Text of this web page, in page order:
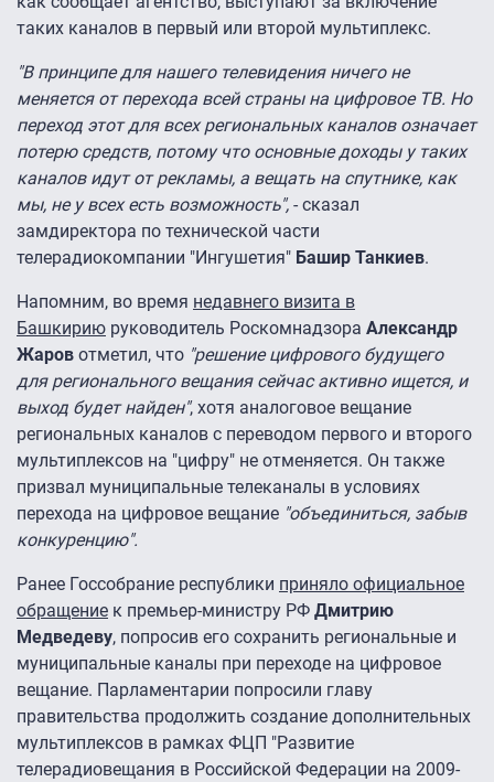
таких каналов в первый или второй мультиплекс.
"В принципе для нашего телевидения ничего не
меняется от перехода всей страны на цифровое ТВ. Но
переход этот для всех региональных каналов означает
потерю средств, потому что основные доходы у таких
каналов идут от рекламы, а вещать на спутнике, как
мы, не у всех есть возможность", - сказал
замдиректора по технической части
телерадиокомпании "Ингушетия" Башир Танкиев.
Напомним, во время недавнего визита в
Башкирию руководитель Роскомнадзора Александр
Жаров отметил, что "решение цифрового будущего
для регионального вещания сейчас активно ищется, и
выход будет найден", хотя аналоговое вещание
региональных каналов с переводом первого и второго
мультиплексов на "цифру" не отменяется. Он также
призвал муниципальные телеканалы в условиях
перехода на цифровое вещание "объединиться, забыв
конкуренцию".
Ранее Госсобрание республики приняло официальное
обращение к премьер-министру РФ Дмитрию
Медведеву, попросив его сохранить региональные и
муниципальные каналы при переходе на цифровое
вещание. Парламентарии попросили главу
правительства продолжить создание дополнительных
мультиплексов в рамках ФЦП "Развитие
телерадиовещания в Российской Федерации на 2009-